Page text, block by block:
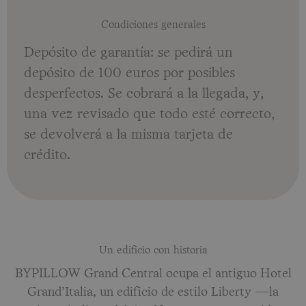
Condiciones generales
Depósito de garantía: se pedirá un
depósito de 100 euros por posibles
desperfectos. Se cobrará a la llegada, y,
una vez revisado que todo esté correcto,
se devolverá a la misma tarjeta de
crédito.
Un edificio con historia
BYPILLOW Grand Central ocupa el antiguo Hotel
Grand’Italia, un edificio de estilo Liberty —la